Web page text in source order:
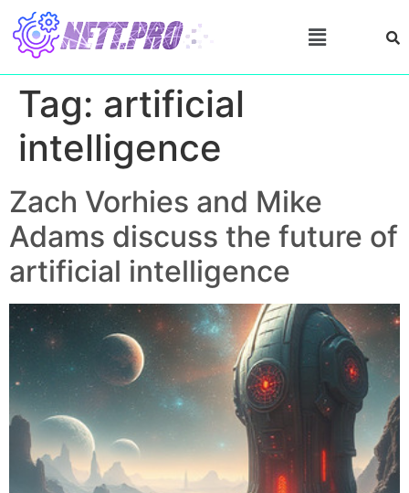
Tag: artificial
intelligence
Zach Vorhies and Mike
Adams discuss the future of
artificial intelligence